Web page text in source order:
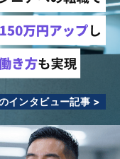
インタビュー記事 >